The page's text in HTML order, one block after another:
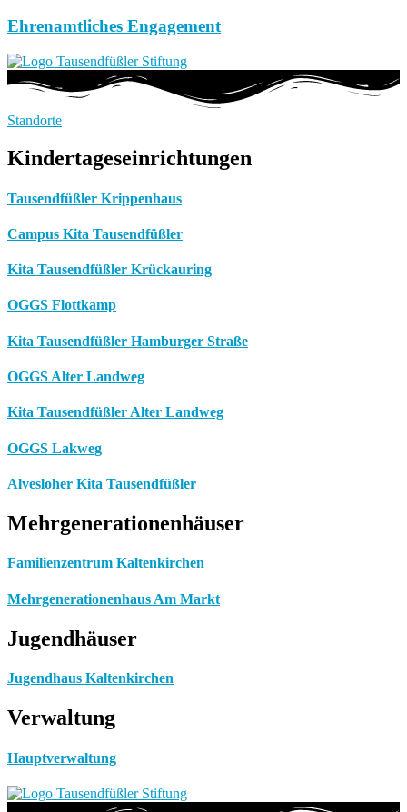
Ehrenamtliches Engagement
Standorte
Kindertageseinrichtungen
Tausendfüßler Krippenhaus
Campus Kita Tausendfüßler
Kita Tausendfüßler Krückauring
OGGS Flottkamp
Kita Tausendfüßler Hamburger Straße
OGGS Alter Landweg
Kita Tausendfüßler Alter Landweg
OGGS Lakweg
Alvesloher Kita Tausendfüßler
Mehrgenerationenhäuser
Familienzentrum Kaltenkirchen
Mehrgenerationenhaus Am Markt
Jugendhäuser
Jugendhaus Kaltenkirchen
Verwaltung
Hauptverwaltung